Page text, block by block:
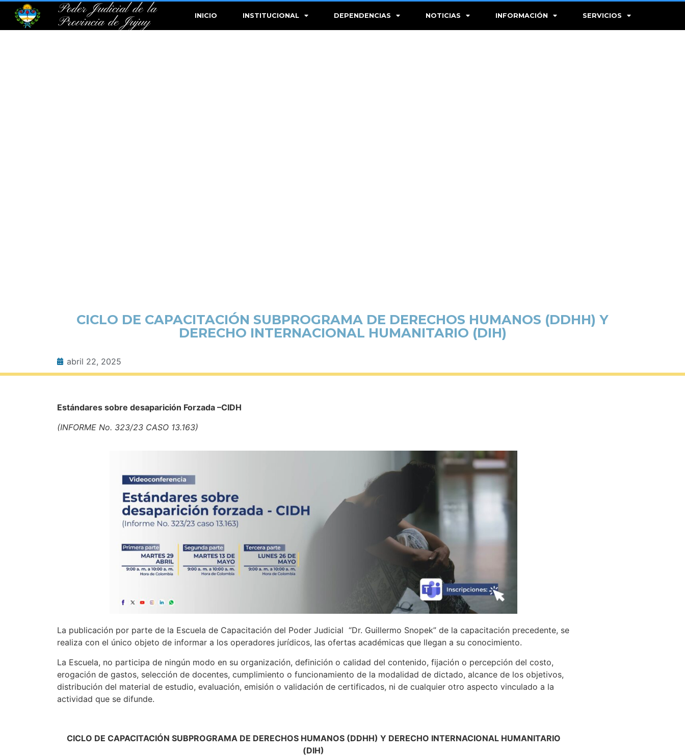
Poder Judicial de la
Provincia de Jujuy
INICIO INSTITUCIONAL DEPENDENCIAS NOTICIAS INFORMACIÓN SERVICIOS
CICLO DE CAPACITACIÓN SUBPROGRAMA DE DERECHOS HUMANOS (DDHH) Y
DERECHO INTERNACIONAL HUMANITARIO (DIH)
abril 22, 2025
Estándares sobre desaparición Forzada –CIDH
(INFORME No. 323/23 CASO 13.163)
La publicación por parte de la Escuela de Capacitación del Poder Judicial “Dr. Guillermo Snopek” de la capacitación precedente, se
realiza con el único objeto de informar a los operadores jurídicos, las ofertas académicas que llegan a su conocimiento.
La Escuela, no participa de ningún modo en su organización, definición o calidad del contenido, fijación o percepción del costo,
erogación de gastos, selección de docentes, cumplimiento o funcionamiento de la modalidad de dictado, alcance de los objetivos,
distribución del material de estudio, evaluación, emisión o validación de certificados, ni de cualquier otro aspecto vinculado a la
actividad que se difunde.
CICLO DE CAPACITACIÓN SUBPROGRAMA DE DERECHOS HUMANOS (DDHH) Y DERECHO INTERNACIONAL HUMANITARIO
(DIH)